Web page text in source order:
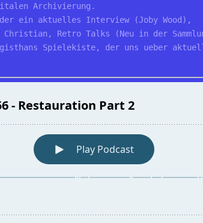
Archivierung.
ein aktuelles Interview (Joby Wood),
Retro Talks (Neu in der
Spielekiste, der uns ueber